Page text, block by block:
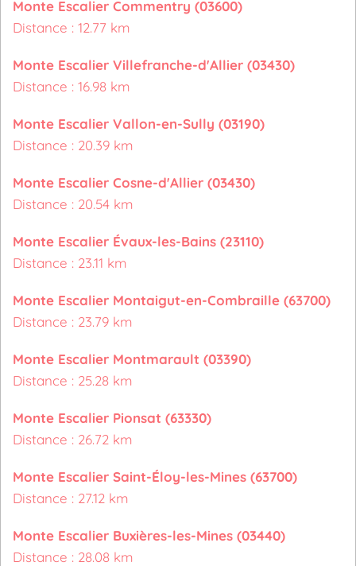
Monte Escalier Commentry (03600)
Distance : 12.77 km
Monte Escalier Villefranche-d'Allier (03430)
Distance : 16.98 km
Monte Escalier Vallon-en-Sully (03190)
Distance : 20.39 km
Monte Escalier Cosne-d'Allier (03430)
Distance : 20.54 km
Monte Escalier Évaux-les-Bains (23110)
Distance : 23.11 km
Monte Escalier Montaigut-en-Combraille (63700)
Distance : 23.79 km
Monte Escalier Montmarault (03390)
Distance : 25.28 km
Monte Escalier Pionsat (63330)
Distance : 26.72 km
Monte Escalier Saint-Éloy-les-Mines (63700)
Distance : 27.12 km
Monte Escalier Buxières-les-Mines (03440)
Distance : 28.08 km